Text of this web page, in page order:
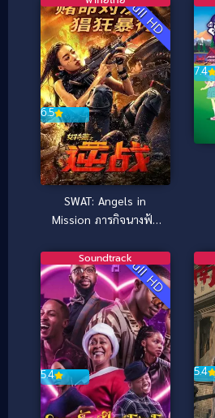
Full HD
6.5
SWAT: Angels in
Mission ภารกิจนางฟ้า
7.4
Full HD
5.4
Soundtrack
5.4